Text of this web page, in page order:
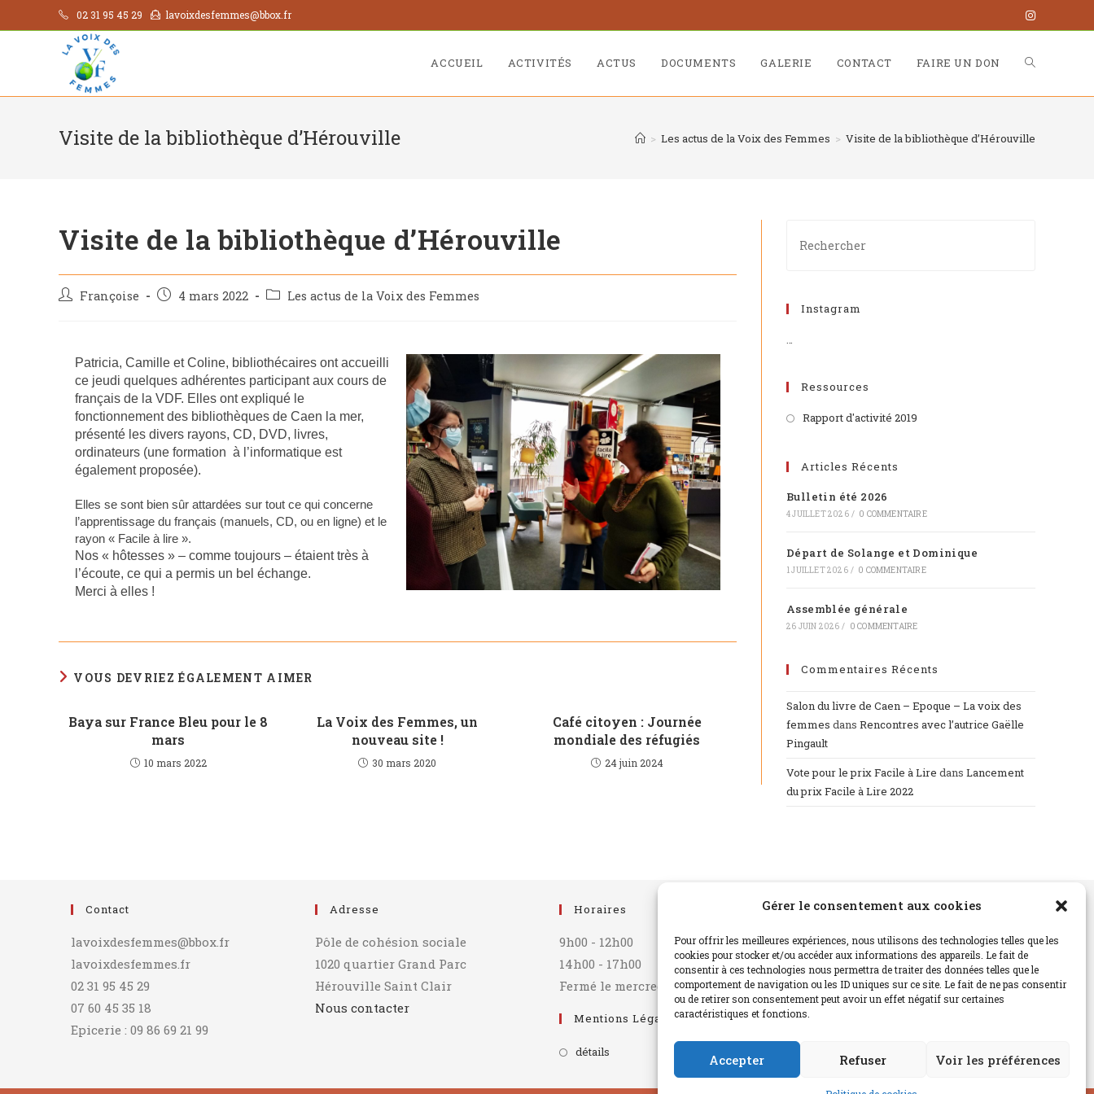
Gérer le consentement aux cookies
Pour offrir les meilleures expériences, nous utilisons des technologies telles que les
cookies pour stocker et/ou accéder aux informations des appareils. Le fait de
consentir à ces technologies nous permettra de traiter des données telles que le
comportement de navigation ou les ID uniques sur ce site. Le fait de ne pas consentir
ou de retirer son consentement peut avoir un effet négatif sur certaines
caractéristiques et fonctions.
Accepter Refuser Voir les préférences
02 31 95 45 29 lavoixdesfemmes@bbox.fr
ACCUEIL ACTIVITÉS ACTUS DOCUMENTS GALERIE CONTACT FAIRE UN DON
Visite de la bibliothèque d’Hérouville > Les actus de la Voix des Femmes > Visite de la bibliothèque d’Hérouville
Visite de la bibliothèque d’Hérouville
Françoise 4 mars 2022 Les actus de la Voix des Femmes
Patricia, Camille et Coline, bibliothécaires ont accueilli
ce jeudi quelques adhérentes participant aux cours de
français de la VDF. Elles ont expliqué le
fonctionnement des bibliothèques de Caen la mer,
présenté les divers rayons, CD, DVD, livres,
ordinateurs (une formation à l’informatique est
également proposée).
Elles se sont bien sûr attardées sur tout ce qui concerne
l’apprentissage du français (manuels, CD, ou en ligne) et le
rayon « Facile à lire ».
Nos « hôtesses » – comme toujours – étaient très à
l’écoute, ce qui a permis un bel échange.
Merci à elles !
VOUS DEVRIEZ ÉGALEMENT AIMER
Baya sur France Bleu pour le 8
mars
10 mars 2022
La Voix des Femmes, un
nouveau site !
30 mars 2020
Café citoyen : Journée
mondiale des réfugiés
24 juin 2024
Instagram
…
Ressources
Rapport d'activité 2019
Articles Récents
Bulletin été 2026
4 JUILLET 2026 / 0 COMMENTAIRE
Départ de Solange et Dominique
1 JUILLET 2026 / 0 COMMENTAIRE
Assemblée générale
26 JUIN 2026 / 0 COMMENTAIRE
Commentaires Récents
Salon du livre de Caen – Epoque – La voix des
femmes dans Rencontres avec l’autrice Gaëlle
Pingault
Vote pour le prix Facile à Lire dans Lancement
du prix Facile à Lire 2022
Contact
lavoixdesfemmes@bbox.fr
lavoixdesfemmes.fr
02 31 95 45 29
07 60 45 35 18
Epicerie : 09 86 69 21 99
Adresse
Pôle de cohésion sociale
1020 quartier Grand Parc
Hérouville Saint Clair
Nous contacter
Horaires
9h00 - 12h00
14h00 - 17h00
Fermé le mercredi après-midi
Mentions Légales
détails
Instagram
…